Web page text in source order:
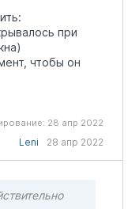
при
чтобы он
28 апр 2022
Leni 28 апр 2022